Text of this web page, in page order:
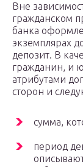
Вне
гражданском
банка
экземплярах
депозит. В
гражданин, и
атрибутами
сторон и
сумма,
период